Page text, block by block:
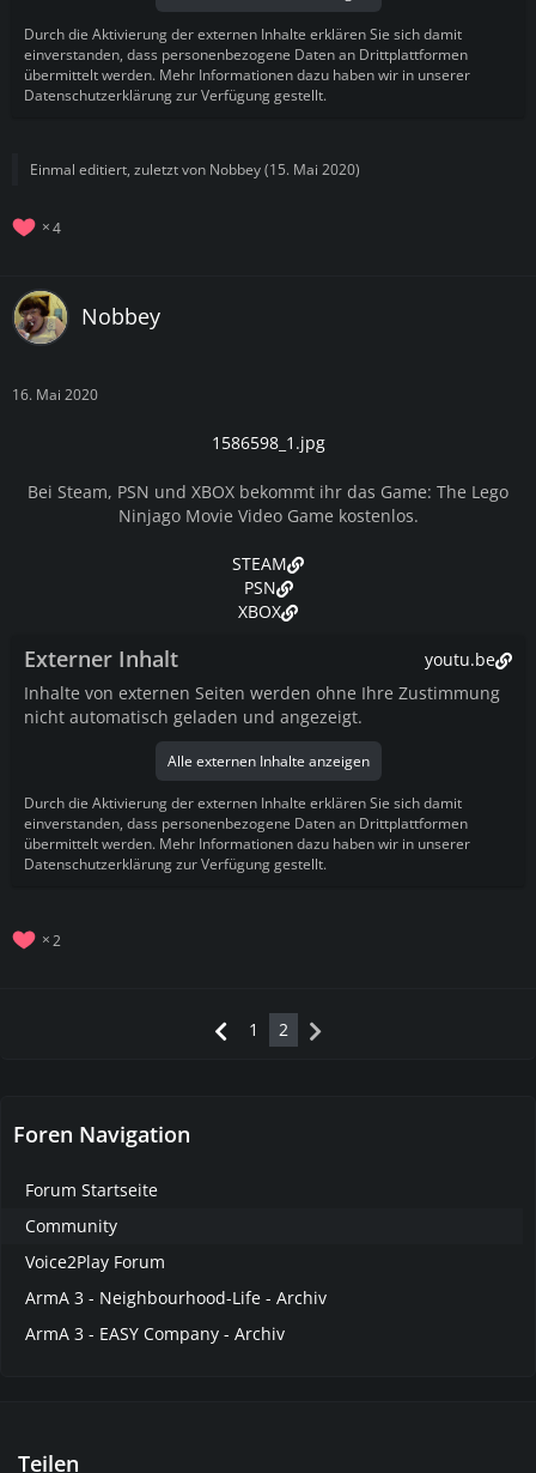
Durch die Aktivierung der externen Inhalte erklären Sie sich damit
einverstanden, dass personenbezogene Daten an Drittplattformen
übermittelt werden. Mehr Informationen dazu haben wir in unserer
Datenschutzerklärung zur Verfügung gestellt.
Einmal editiert, zuletzt von Nobbey(15. Mai 2020)
4
Nobbey
16. Mai 2020
1586598_1.jpg
Bei Steam, PSN und XBOX bekommt ihr das Game: The Lego
Ninjago Movie Video Game kostenlos.
STEAM
PSN
XBOX
Externer Inhalt
youtu.be
Inhalte von externen Seiten werden ohne Ihre Zustimmung
nicht automatisch geladen und angezeigt.
Alle externen Inhalte anzeigen
Durch die Aktivierung der externen Inhalte erklären Sie sich damit
einverstanden, dass personenbezogene Daten an Drittplattformen
übermittelt werden. Mehr Informationen dazu haben wir in unserer
Datenschutzerklärung zur Verfügung gestellt.
2
1 2
Foren Navigation
Forum Startseite
Community
Voice2Play Forum
ArmA 3 - Neighbourhood-Life - Archiv
ArmA 3 - EASY Company - Archiv
Teilen